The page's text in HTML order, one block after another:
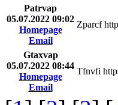
Patrvap
05.07.2022 09:02
Homepage
Email
Zparcf
Gtaxvap
05.07.2022 08:44
Homepage
Email
Tfnvfi